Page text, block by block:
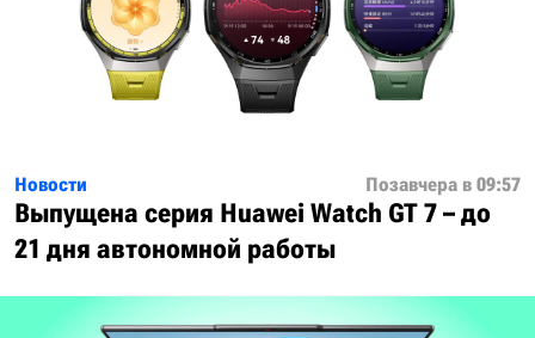
Новости Позавчера в 09:57
Выпущена серия Huawei Watch GT 7 – до
21 дня автономной работы